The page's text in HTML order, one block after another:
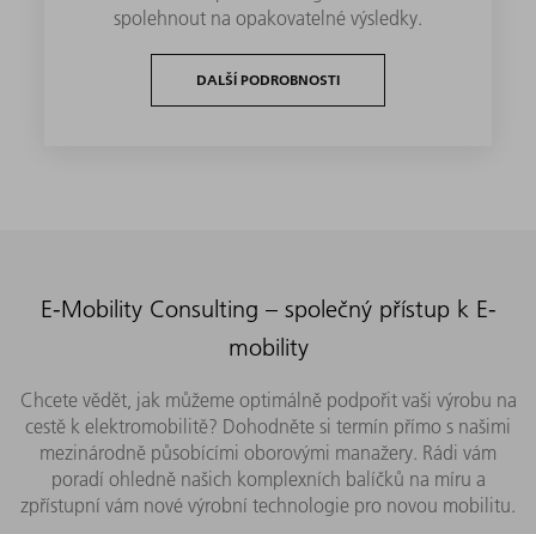
spolehnout na opakovatelné výsledky.
DALŠÍ PODROBNOSTI
E-Mobility Consulting – společný přístup k E-
mobility
Chcete vědět, jak můžeme optimálně podpořit vaši výrobu na
cestě k elektromobilitě? Dohodněte si termín přímo s našimi
mezinárodně působícími oborovými manažery. Rádi vám
poradí ohledně našich komplexních balíčků na míru a
zpřístupní vám nové výrobní technologie pro novou mobilitu.